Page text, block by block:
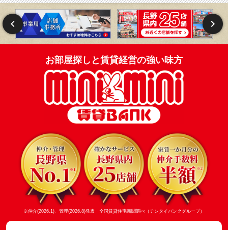
お部屋探しと賃貸経営の強い味方
※仲介(2026.1)、管理(2026.8)発表 全国賃貸住宅新聞調べ（チンタイバンクグループ）